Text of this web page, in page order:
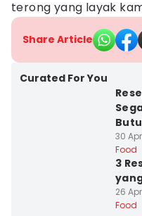
terong yang layak
Share Article
Curated For You
30
Food
3
26
Food